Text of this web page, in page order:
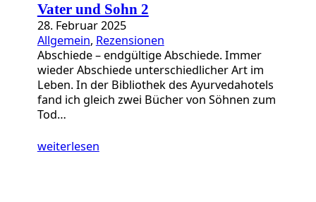
Vater und Sohn 2
28. Februar 2025
Allgemein, Rezensionen
Abschiede – endgültige Abschiede. Immer
wieder Abschiede unterschiedlicher Art im
Leben. In der Bibliothek des Ayurvedahotels
fand ich gleich zwei Bücher von Söhnen zum
Tod…
weiterlesen